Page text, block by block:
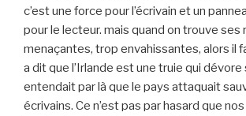
c’est une force pour l’écrivain et un
pour le lecteur. mais quand on trouve ses
menaçantes, trop envahissantes, alors il
a dit que l’Irlande est une truie qui
entendait par là que le pays attaquait
écrivains. Ce n’est pas par hasard que